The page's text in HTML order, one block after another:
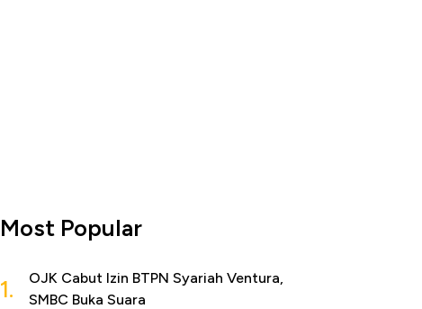
Most Popular
1.
OJK Cabut Izin BTPN Syariah Ventura,
SMBC Buka Suara